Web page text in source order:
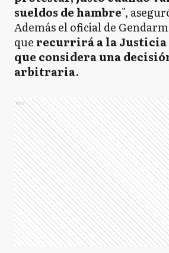
sueldos de hambre",
Además el oficial de
que recurrirá a la Justicia
que considera una
arbitraria.
Ads